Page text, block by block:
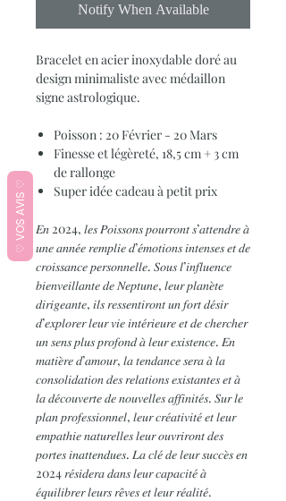
Notify When Available
Bracelet en acier inoxydable doré au
design minimaliste avec médaillon
signe astrologique.
Poisson : 20 Février - 20 Mars
Finesse et légèreté, 18,5 cm + 3 cm
de rallonge
Super idée cadeau à petit prix
𝐸𝑛 2024, 𝑙𝑒𝑠 𝑃𝑜𝑖𝑠𝑠𝑜𝑛𝑠 𝑝𝑜𝑢𝑟𝑟𝑜𝑛𝑡 𝑠’𝑎𝑡𝑡𝑒𝑛𝑑𝑟𝑒 𝑎̀
𝑢𝑛𝑒 𝑎𝑛𝑛𝑒́𝑒 𝑟𝑒𝑚𝑝𝑙𝑖𝑒 𝑑’𝑒́𝑚𝑜𝑡𝑖𝑜𝑛𝑠 𝑖𝑛𝑡𝑒𝑛𝑠𝑒𝑠 𝑒𝑡 𝑑𝑒
𝑐𝑟𝑜𝑖𝑠𝑠𝑎𝑛𝑐𝑒 𝑝𝑒𝑟𝑠𝑜𝑛𝑛𝑒𝑙𝑙𝑒. 𝑆𝑜𝑢𝑠 𝑙’𝑖𝑛𝑓𝑙𝑢𝑒𝑛𝑐𝑒
𝑏𝑖𝑒𝑛𝑣𝑒𝑖𝑙𝑙𝑎𝑛𝑡𝑒 𝑑𝑒 𝑁𝑒𝑝𝑡𝑢𝑛𝑒, 𝑙𝑒𝑢𝑟 𝑝𝑙𝑎𝑛𝑒̀𝑡𝑒
𝑑𝑖𝑟𝑖𝑔𝑒𝑎𝑛𝑡𝑒, 𝑖𝑙𝑠 𝑟𝑒𝑠𝑠𝑒𝑛𝑡𝑖𝑟𝑜𝑛𝑡 𝑢𝑛 𝑓𝑜𝑟𝑡 𝑑𝑒́𝑠𝑖𝑟
𝑑’𝑒𝑥𝑝𝑙𝑜𝑟𝑒𝑟 𝑙𝑒𝑢𝑟 𝑣𝑖𝑒 𝑖𝑛𝑡𝑒́𝑟𝑖𝑒𝑢𝑟𝑒 𝑒𝑡 𝑑𝑒 𝑐ℎ𝑒𝑟𝑐ℎ𝑒𝑟
𝑢𝑛 𝑠𝑒𝑛𝑠 𝑝𝑙𝑢𝑠 𝑝𝑟𝑜𝑓𝑜𝑛𝑑 𝑎̀ 𝑙𝑒𝑢𝑟 𝑒𝑥𝑖𝑠𝑡𝑒𝑛𝑐𝑒. 𝐸𝑛
𝑚𝑎𝑡𝑖𝑒̀𝑟𝑒 𝑑’𝑎𝑚𝑜𝑢𝑟, 𝑙𝑎 𝑡𝑒𝑛𝑑𝑎𝑛𝑐𝑒 𝑠𝑒𝑟𝑎 𝑎̀ 𝑙𝑎
𝑐𝑜𝑛𝑠𝑜𝑙𝑖𝑑𝑎𝑡𝑖𝑜𝑛 𝑑𝑒𝑠 𝑟𝑒𝑙𝑎𝑡𝑖𝑜𝑛𝑠 𝑒𝑥𝑖𝑠𝑡𝑎𝑛𝑡𝑒𝑠 𝑒𝑡 𝑎̀
𝑙𝑎 𝑑𝑒́𝑐𝑜𝑢𝑣𝑒𝑟𝑡𝑒 𝑑𝑒 𝑛𝑜𝑢𝑣𝑒𝑙𝑙𝑒𝑠 𝑎𝑓𝑓𝑖𝑛𝑖𝑡𝑒́𝑠. 𝑆𝑢𝑟 𝑙𝑒
𝑝𝑙𝑎𝑛 𝑝𝑟𝑜𝑓𝑒𝑠𝑠𝑖𝑜𝑛𝑛𝑒𝑙, 𝑙𝑒𝑢𝑟 𝑐𝑟𝑒́𝑎𝑡𝑖𝑣𝑖𝑡𝑒́ 𝑒𝑡 𝑙𝑒𝑢𝑟
𝑒𝑚𝑝𝑎𝑡ℎ𝑖𝑒 𝑛𝑎𝑡𝑢𝑟𝑒𝑙𝑙𝑒𝑠 𝑙𝑒𝑢𝑟 𝑜𝑢𝑣𝑟𝑖𝑟𝑜𝑛𝑡 𝑑𝑒𝑠
𝑝𝑜𝑟𝑡𝑒𝑠 𝑖𝑛𝑎𝑡𝑡𝑒𝑛𝑑𝑢𝑒𝑠. 𝐿𝑎 𝑐𝑙𝑒́ 𝑑𝑒 𝑙𝑒𝑢𝑟 𝑠𝑢𝑐𝑐𝑒̀𝑠 𝑒𝑛
2024 𝑟𝑒́𝑠𝑖𝑑𝑒𝑟𝑎 𝑑𝑎𝑛𝑠 𝑙𝑒𝑢𝑟 𝑐𝑎𝑝𝑎𝑐𝑖𝑡𝑒́ 𝑎̀
𝑒́𝑞𝑢𝑖𝑙𝑖𝑏𝑟𝑒𝑟 𝑙𝑒𝑢𝑟𝑠 𝑟𝑒̂𝑣𝑒𝑠 𝑒𝑡 𝑙𝑒𝑢𝑟 𝑟𝑒́𝑎𝑙𝑖𝑡𝑒́.
♡ VOS AVIS ♡